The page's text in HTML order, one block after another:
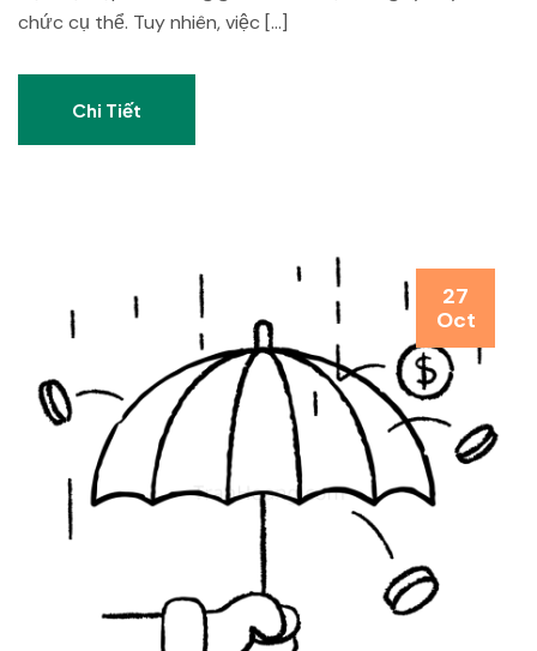
chức cụ thể. Tuy nhiên, việc […]
Chi Tiết
27
Oct